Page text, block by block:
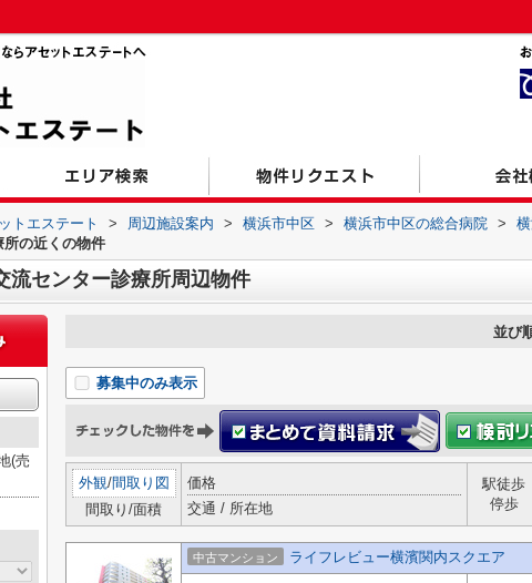
トエステート > 周辺施設案内 > 横浜市中区 > 横浜市中区の総合病院 >
の近くの物件
流センター診療所周辺物件
並び
募集中のみ表示
外観/間取り図
間取り/面積
価格
交通 / 所在地
駅徒歩
停歩
中古マンション ライフレビュー横濱関内スクエア
(売